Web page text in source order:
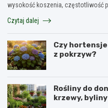
wysokość koszenia, częstotliwość
Czytaj dalej
Czy
z pokrzyw?
Rośliny do
krzewy,